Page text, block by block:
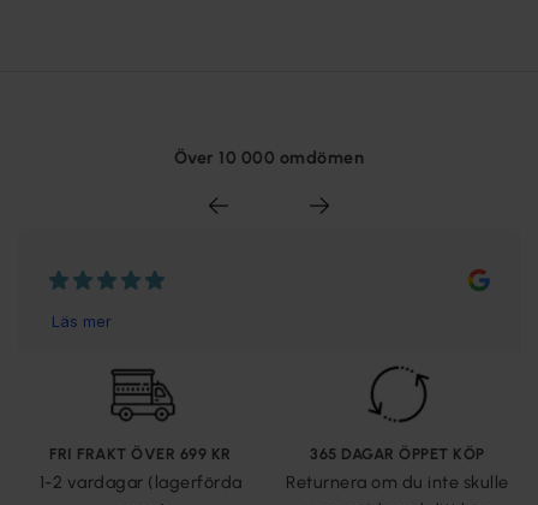
Över 10 000 omdömen
FRI FRAKT ÖVER 699 KR
1-2 vardagar (lagerförda
365 DAGAR ÖPPET KÖP
Returnera om du inte skulle